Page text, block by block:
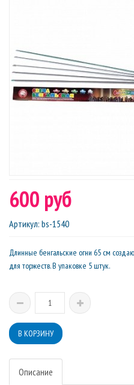
600 руб
Артикул: bs-1540
Длинные бенгальские огни 65 см
для торжеств. В упаковке 5 штук.
Описание